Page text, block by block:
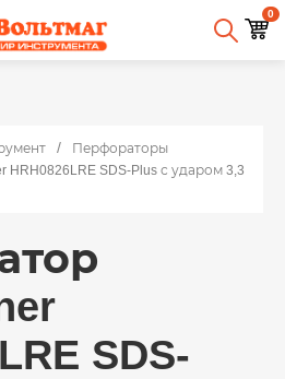
0
Перфораторы
HRH0826LRE SDS-Plus с ударом 3,3
SDS-